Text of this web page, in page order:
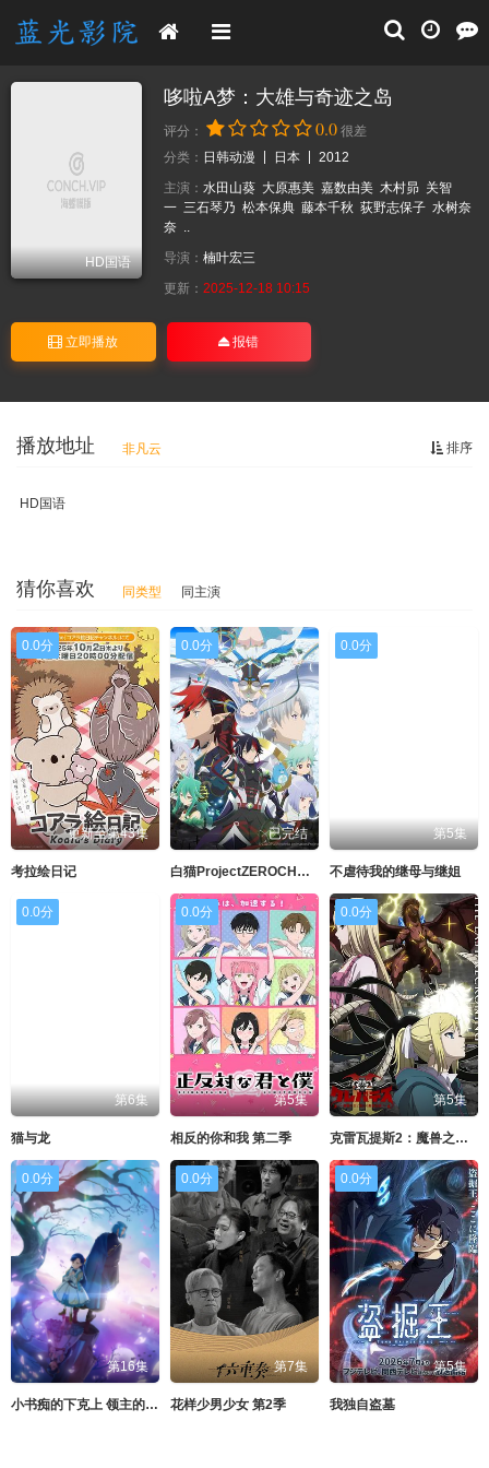
HD国语
哆啦A梦：大雄与奇迹之岛
评分： 0.0 很差
分类： 日韩动漫 日本
2012
主演： 水田山葵 大原惠美 嘉数由美 木村昴 关智
一 三石琴乃 松本保典 藤本千秋 荻野志保子 水树奈
奈 ..
导演： 楠叶宏三
更新： 2025-12-18 10:15
立即播放 报错
排序
播放地址 非凡云
HD国语
猜你喜欢 同类型 同主演
0.0分
更新至第43集
考拉绘日记
0.0分
已完结
白猫ProjectZEROCHRONICLE
0.0分
第5集
不虐待我的继母与继姐
0.0分
第6集
猫与龙
0.0分
第5集
相反的你和我 第二季
0.0分
第5集
克雷瓦提斯2：魔兽之王与虚伪的勇者传承
0.0分
第16集
小书痴的下克上 领主的养女
0.0分
第7集
花样少男少女 第2季
0.0分
第5集
我独自盗墓